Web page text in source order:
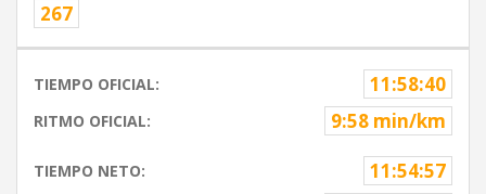
267
TIEMPO OFICIAL: 11:58:40
RITMO OFICIAL: 9:58 min/km
TIEMPO NETO: 11:54:57